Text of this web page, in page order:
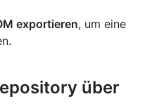
exportieren, um eine
über